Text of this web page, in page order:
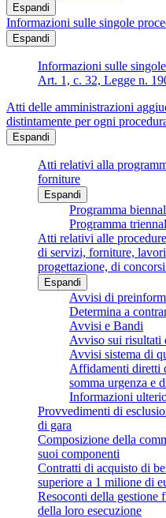
Espandi
Informazioni sulle singole
Espandi
Informazioni sulle
Art. 1, c. 32, Legge n.
Atti delle amministrazioni
distintamente per ogni
Espandi
Atti relativi alla
forniture
Espandi
Programma
Programma
Atti relativi alle
di servizi, forniture,
progettazione, di
Espandi
Avvisi di
Determina a
Avvisi e Bandi
Avviso sui risultati
Avvisi sistema di
Affidamenti diretti
somma urgenza e
Informazioni
Provvedimenti di
di gara
Composizione della
suoi componenti
Contratti di acquisto di
superiore a 1 milione di
Resoconti della gestione
della loro esecuzione